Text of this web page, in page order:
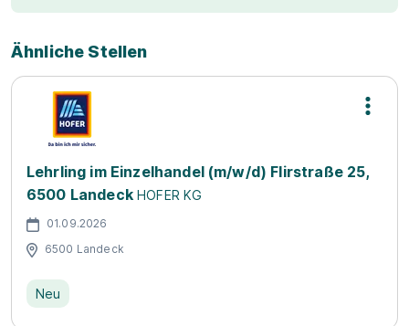
Ähnliche Stellen
Lehrling im Einzelhandel (m/w/d) Flirstraße 25,
6500 Landeck HOFER KG
01.09.2026
6500 Landeck
Neu